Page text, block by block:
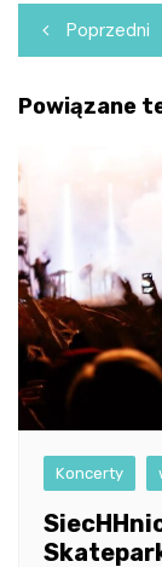
wpisu
Poprzedni
Powiązane
Koncerty